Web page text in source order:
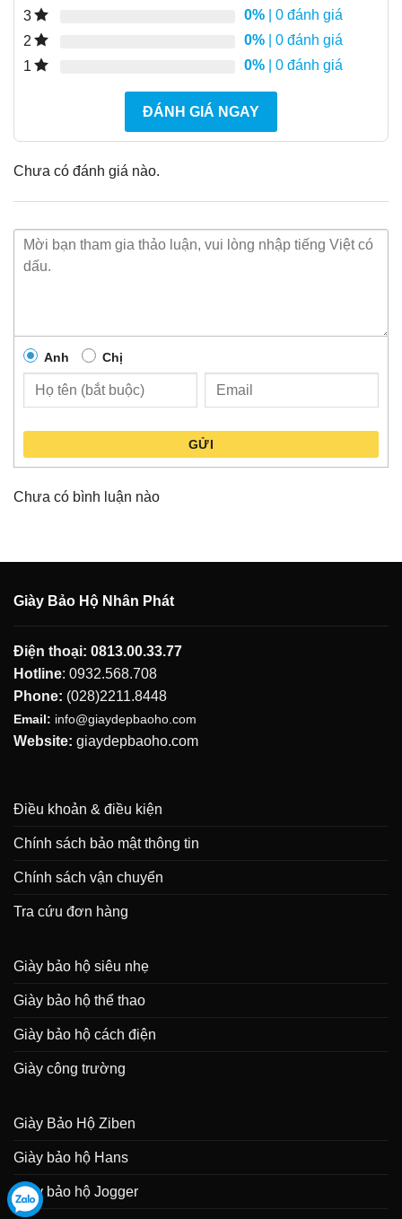
3
0% | 0 đánh giá
2
0% | 0 đánh giá
1
0% | 0 đánh giá
ĐÁNH GIÁ NGAY
Chưa có đánh giá nào.
Anh Chị
GỬI
Chưa có bình luận nào
Giày Bảo Hộ Nhân Phát
Điện thoại: 0813.00.33.77
Hotline: 0932.568.708
Phone: (028)2211.8448
Email: info@giaydepbaoho.com
Website: giaydepbaoho.com
Điều khoản & điều kiện
Chính sách bảo mật thông tin
Chính sách vận chuyển
Tra cứu đơn hàng
Giày bảo hộ siêu nhẹ
Giày bảo hộ thể thao
Giày bảo hộ cách điện
Giày công trường
Giày Bảo Hộ Ziben
Giày bảo hộ Hans
Giày bảo hộ Jogger